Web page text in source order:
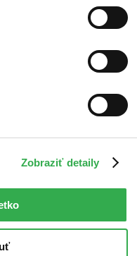
Zobraziť detaily